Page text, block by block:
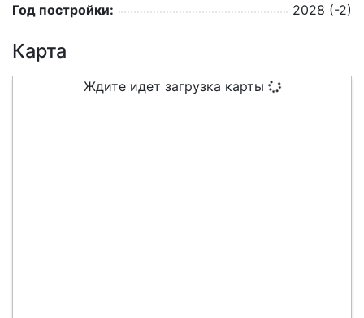
Год постройки:
2028 (-2)
Карта
Ждите идет загрузка карты